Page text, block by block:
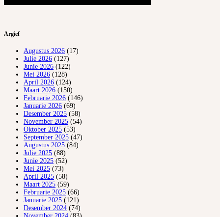
Argief
Augustus 2026 (17)
Julie 2026 (127)
Junie 2026 (122)
Mei 2026 (128)
April 2026 (124)
Maart 2026 (150)
Februarie 2026 (146)
Januarie 2026 (69)
Desember 2025 (58)
November 2025 (54)
Oktober 2025 (53)
September 2025 (47)
Augustus 2025 (84)
Julie 2025 (88)
Junie 2025 (52)
Mei 2025 (73)
April 2025 (58)
Maart 2025 (59)
Februarie 2025 (66)
Januarie 2025 (121)
Desember 2024 (74)